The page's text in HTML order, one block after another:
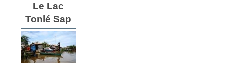
Le Lac
Tonlé Sap